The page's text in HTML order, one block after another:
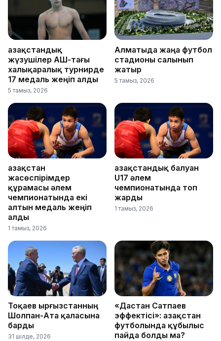
Қазақстандық
жүзушілер АҚШ-тағы
халықаралық турнирде
17 медаль жеңіп алды
5 тамыз, 2026
Алматыда жаңа футбол
стадионы салынып
жатыр
5 тамыз, 2026
Қазақстан
жасөспірімдер
құрамасы әлем
чемпионатында екі
алтын медаль жеңіп
алды
1 тамыз, 2026
Қазақстандық балуан
U17 әлем
чемпионатында топ
жарды
1 тамыз, 2026
Тоқаев Қырғызстанның
Шолпан-Ата қаласына
барды
31 шілде, 2026
«Дастан Сатпаев
эффектісі»: Қазақстан
футболында құбылыс
пайда болды ма?